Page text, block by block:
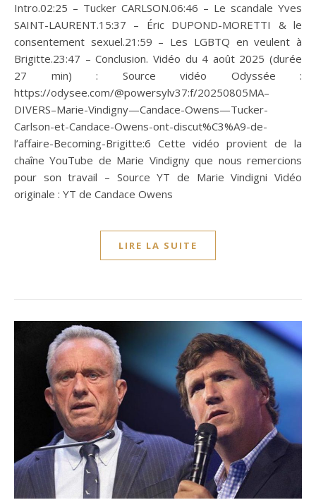
Intro.02:25 – Tucker CARLSON.06:46 – Le scandale Yves
SAINT-LAURENT.15:37 – Éric DUPOND-MORETTI & le
consentement sexuel.21:59 – Les LGBTQ en veulent à
Brigitte.23:47 – Conclusion. Vidéo du 4 août 2025 (durée
27 min) : Source vidéo Odyssée :
https://odysee.com/@powersylv37:f/20250805MA–
DIVERS–Marie-Vindigny—Candace-Owens—Tucker-
Carlson-et-Candace-Owens-ont-discut%C3%A9-de-
l’affaire-Becoming-Brigitte:6 Cette vidéo provient de la
chaîne YouTube de Marie Vindigny que nous remercions
pour son travail – Source YT de Marie Vindigni Vidéo
originale : YT de Candace Owens
LIRE LA SUITE